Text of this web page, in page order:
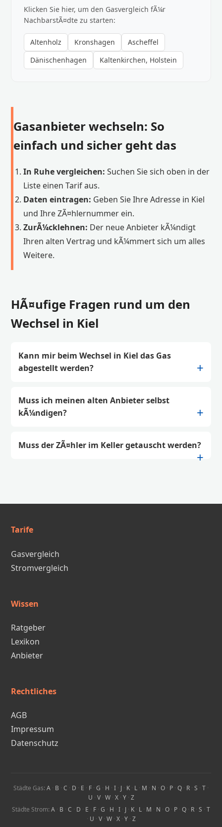
Klicken Sie hier, um den Gasvergleich fÃ¼r
NachbarstÃ¤dte zu starten:
Altenholz Kronshagen
Ascheffel
Dänischenhagen
Kaltenkirchen, Holstein
Gasanbieter wechseln: So
einfach und sicher geht das
In Ruhe vergleichen: Suchen Sie sich oben in der
Liste einen Tarif aus.
Daten eintragen: Geben Sie Ihre Adresse in Kiel
und Ihre ZÃ¤hlernummer ein.
ZurÃ¼cklehnen: Der neue Anbieter kÃ¼ndigt
Ihren alten Vertrag und kÃ¼mmert sich um alles
Weitere.
HÃ¤ufige Fragen rund um den
Wechsel in Kiel
Kann mir beim Wechsel in Kiel das Gas
abgestellt werden?
Muss ich meinen alten Anbieter selbst
kÃ¼ndigen?
Muss der ZÃ¤hler im Keller getauscht werden?
Tarife
Gasvergleich
Stromvergleich
Wissen
Ratgeber
Lexikon
Anbieter
Rechtliches
AGB
Impressum
Datenschutz
Städte Gas: A · B · C · D · E · F · G · H · I · J · K · L · M · N · O · P · Q · R · S · T ·
U · V· W· X· Y· Z
Städte Strom: A · B · C · D · E · F · G · H · I · J · K · L · M · N · O · P · Q · R · S · T
· U · V· W· X· Y· Z